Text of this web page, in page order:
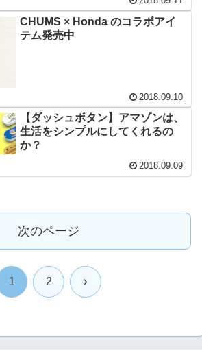
CHUMS × Honda のコラボアイ
テム発売中
2018.09.10
【ダッシュボタン】アマゾンは、
生活をシンプルにしてくれるの
か？
2018.09.09
次のページ
1 2 次